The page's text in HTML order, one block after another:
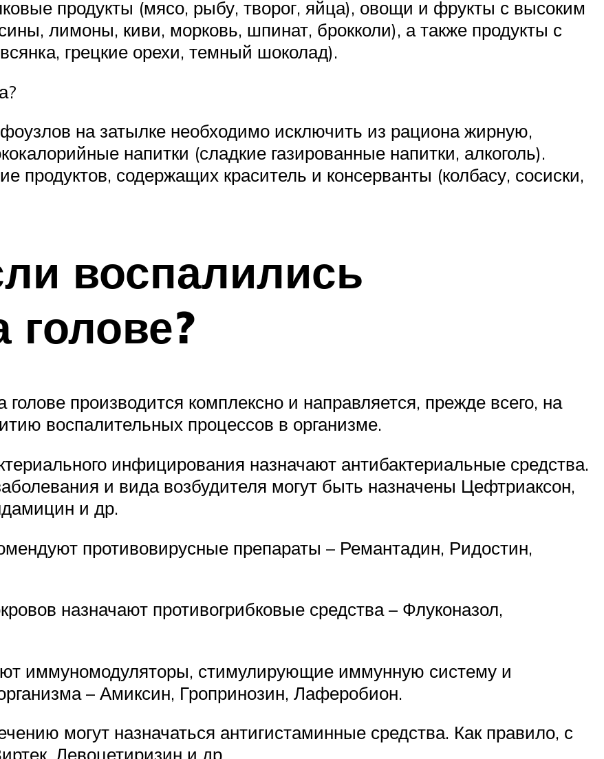
продукты (мясо, рыбу, творог, яйца), овощи и фрукты с высоким
лимоны, киви, морковь, шпинат, брокколи), а также продукты с
грецкие орехи, темный шоколад).
на затылке необходимо исключить из рациона жирную,
напитки (сладкие газированные напитки, алкоголь).
продуктов, содержащих краситель и консерванты (колбасу, сосиски,
воспалились
производится комплексно и направляется, прежде всего, на
воспалительных процессов в организме.
инфицирования назначают антибактериальные средства.
и вида возбудителя могут быть назначены Цефтриаксон,
и др.
противовирусные препараты – Ремантадин, Ридостин,
назначают противогрибковые средства – Флуконазол,
иммуномодуляторы, стимулирующие иммунную систему и
– Амиксин, Гропринозин, Лаферобион.
могут назначаться антигистаминные средства. Как правило, с
Левоцетиризин и др.